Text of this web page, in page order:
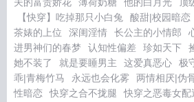
【快穿】吃掉那只小白兔
酸甜|校园暗恋
茶婊的上位
深闺淫情 长公主的小情郎
进男神们的春梦
认知性偏差 珍如天下
她不装了
就是要睡男主 这爱真恶心 极
乖|青梅竹马
永远也会化雾 两情相厌|伪
性暗恋
快穿之合不拢腿 快穿之恶毒女配